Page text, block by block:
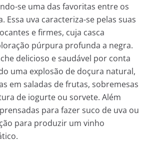
se uma das favoritas entre os
Essa uva caracteriza-se pelas suas
e firmes, cuja casca
púrpura profunda a negra.
delicioso e saudável por conta
uma explosão de doçura natural,
em saladas de frutas, sobremesas
de iogurte ou sorvete. Além
para fazer suco de uva ou
para produzir um vinho